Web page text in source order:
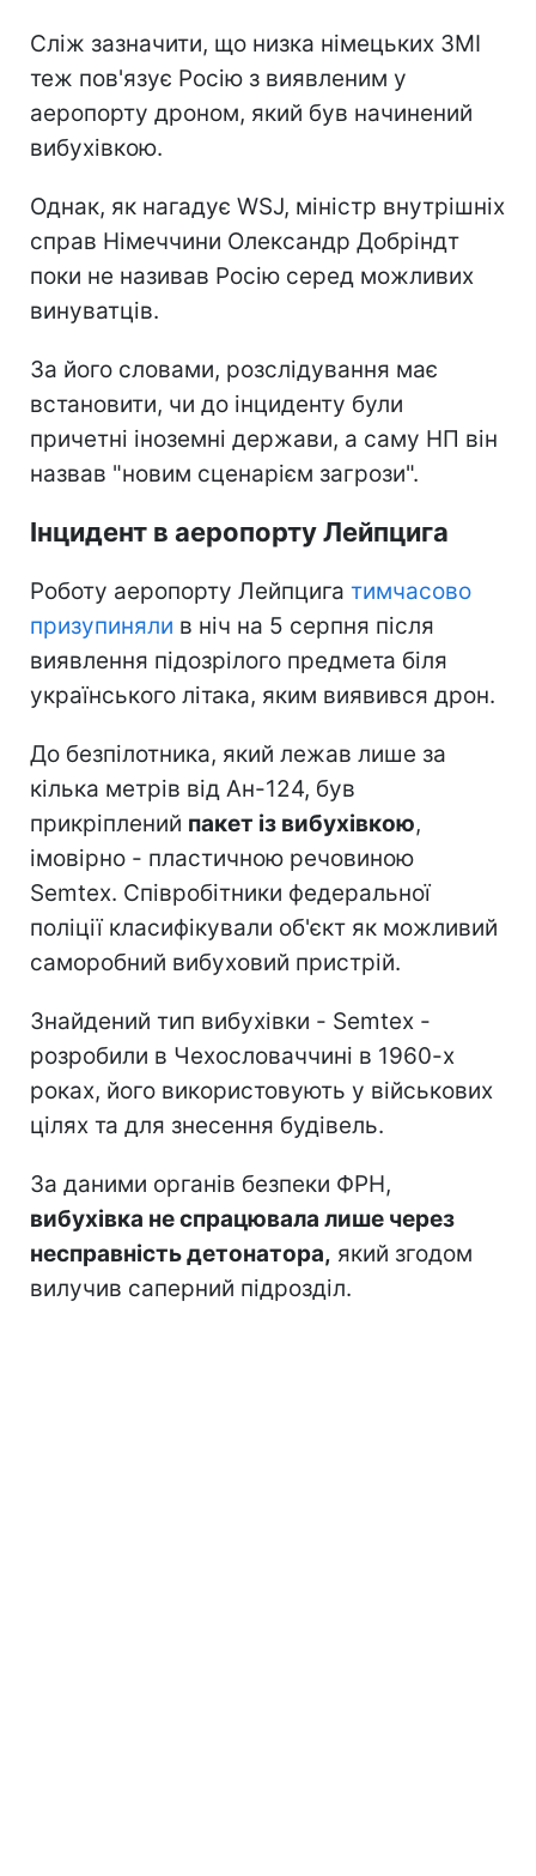
Сліж зазначити, що низка німецьких ЗМІ
теж пов'язує Росію з виявленим у
аеропорту дроном, який був начинений
вибухівкою.
Однак, як нагадує WSJ, міністр внутрішніх
справ Німеччини Олександр Добріндт
поки не називав Росію серед можливих
винуватців.
За його словами, розслідування має
встановити, чи до інциденту були
причетні іноземні держави, а саму НП він
назвав "новим сценарієм загрози".
Інцидент в аеропорту Лейпцига
Роботу аеропорту Лейпцига тимчасово
призупиняли в ніч на 5 серпня після
виявлення підозрілого предмета біля
українського літака, яким виявився дрон.
До безпілотника, який лежав лише за
кілька метрів від Ан-124, був
прикріплений пакет із вибухівкою,
імовірно - пластичною речовиною
Semtex. Співробітники федеральної
поліції класифікували об'єкт як можливий
саморобний вибуховий пристрій.
Знайдений тип вибухівки - Semtex -
розробили в Чехословаччині в 1960-х
роках, його використовують у військових
цілях та для знесення будівель.
За даними органів безпеки ФРН,
вибухівка не спрацювала лише через
несправність детонатора, який згодом
вилучив саперний підрозділ.